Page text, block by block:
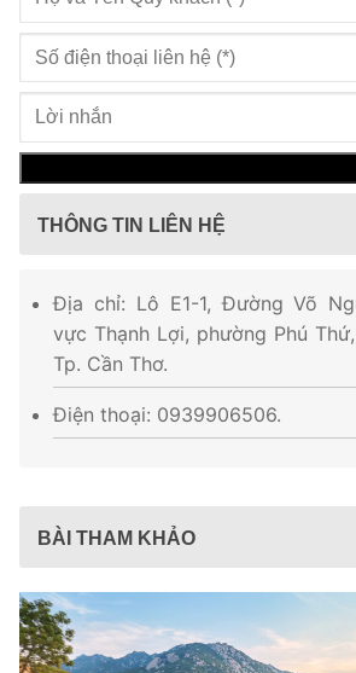
THÔNG TIN LIÊN HỆ
Địa chỉ: Lô E1-1, Đường Võ
vực Thạnh Lợi, phường Phú
Tp. Cần Thơ.
Điện thoại: 0939906506.
BÀI THAM KHẢO